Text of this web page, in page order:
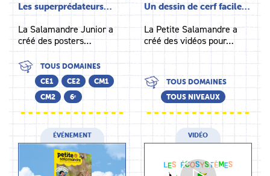
Les superprédateurs…
La Salamandre Junior a
créé des posters…
TOUS DOMAINES
CE1
CE2
CM1
CM2
6ᵉ
Un dessin de cerf facile…
La Petite Salamandre a
créé des vidéos pour…
TOUS DOMAINES
TOUS NIVEAUX
ÉVÉNEMENT VIDÉO